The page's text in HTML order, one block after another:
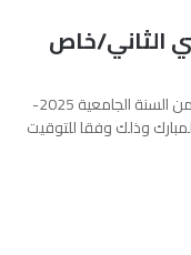
الثاني/خاص
تكون الدراسة بالنسبة للسداسي الثاني من السنة الجامعية 2025-
المبارك وذلك وفقا للتوقيت